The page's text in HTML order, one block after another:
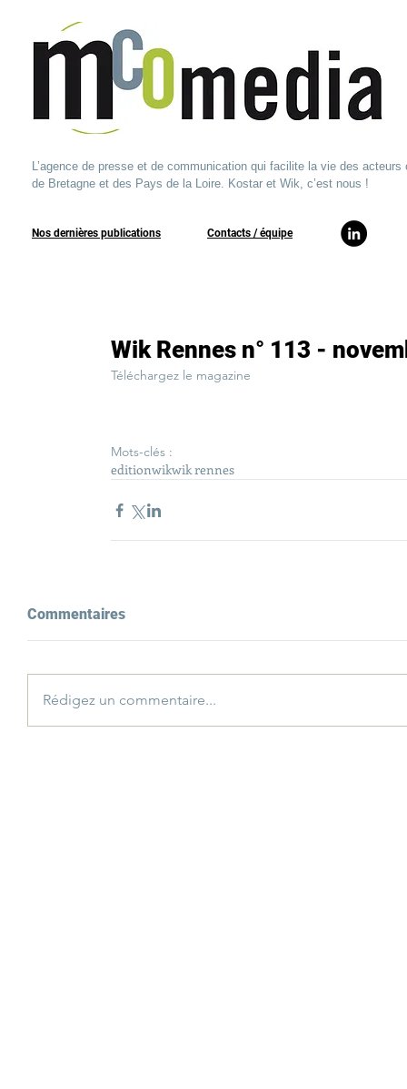
L’agence de presse et de communication qui facilite la vie des acteurs
de Bretagne et des Pays de la Loire. Kostar et Wik, c’est nous !
Nos dernières publications ​Contacts / équipe​
Wik Rennes n° 113 -
Téléchargez le magazine
Mots-clés :
editionwikwik rennes
Commentaires
Rédigez un commentaire...